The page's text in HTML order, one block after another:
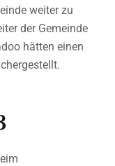
weiter zu
der Gemeinde
hätten einen